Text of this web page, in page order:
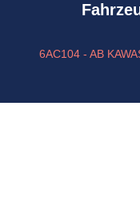
6AC104 - AB